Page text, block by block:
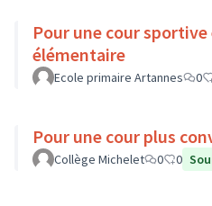
Pour une cour
élémentaire
Ecole primaire Artannes 0
Pour une cour plus
Collège Michelet 0 0